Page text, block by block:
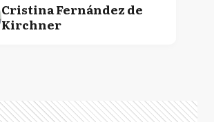
Cristina Fernández de
Kirchner